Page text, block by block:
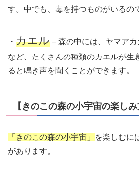
す。中でも、毒を持つものがいるの
・ カエル – 森の中には、ヤマア
など、たくさんの種類のカエルが生
ると鳴き声を聞くことができます。
【きのこの森の小宇宙の楽しみ
「きのこの森の小宇宙」
を楽しむに
があります。